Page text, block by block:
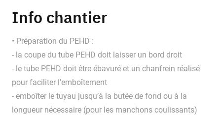
Info chantier
• Préparation du PEHD :
- la coupe du tube PEHD doit laisser un bord droit
- le tube PEHD doit être ébavuré et un chanfrein réalisé
pour faciliter l’emboîtement
- emboîter le tuyau jusqu’à la butée de fond ou à la
longueur nécessaire (pour les manchons coulissants)